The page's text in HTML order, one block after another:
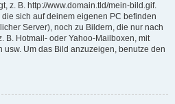
z. B. http://www.domain.tld/mein-bild.gif.
sich auf deinem eigenen PC befinden
Server), noch zu Bildern, die nur nach
B. Hotmail- oder Yahoo-Mailboxen, mit
usw. Um das Bild anzuzeigen, benutze den